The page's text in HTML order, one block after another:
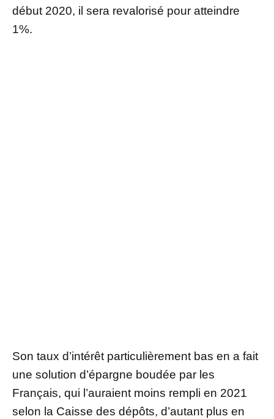
début 2020, il sera revalorisé pour atteindre
1%.
Son taux d’intérêt particulièrement bas en a fait
une solution d’épargne boudée par les
Français, qui l’auraient moins rempli en 2021
selon la Caisse des dépôts, d’autant plus en